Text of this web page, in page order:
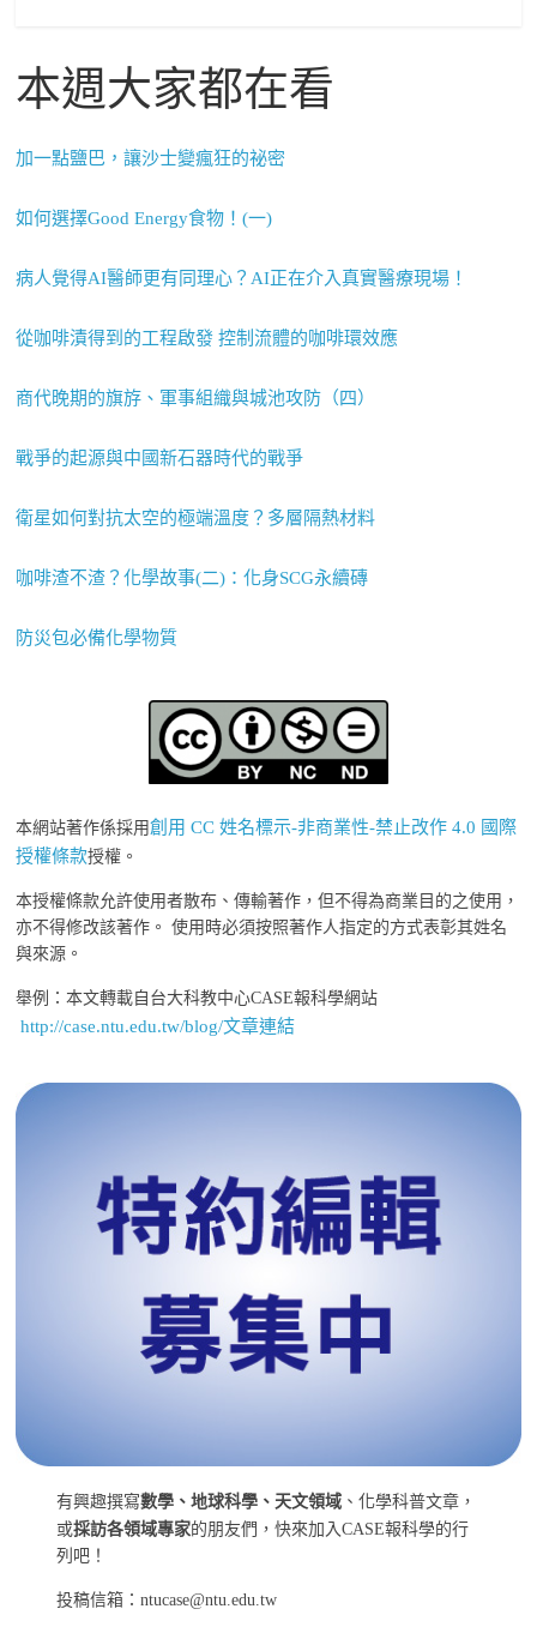
本週大家都在看
加一點鹽巴，讓沙士變瘋狂的祕密
如何選擇Good Energy食物！(一)
病人覺得AI醫師更有同理心？AI正在介入真實醫療現場！
從咖啡漬得到的工程啟發 控制流體的咖啡環效應
商代晚期的旗斿、軍事組織與城池攻防（四）
戰爭的起源與中國新石器時代的戰爭
衛星如何對抗太空的極端溫度？多層隔熱材料
咖啡渣不渣？化學故事(二)：化身SCG永續磚
防災包必備化學物質
本網站著作係採用創用 CC 姓名標示-非商業性-禁止改作 4.0 國際
授權條款授權。
本授權條款允許使用者散布、傳輸著作，但不得為商業目的之使用，
亦不得修改該著作。 使用時必須按照著作人指定的方式表彰其姓名
與來源。
舉例：本文轉載自台大科教中心CASE報科學網站
http://case.ntu.edu.tw/blog/文章連結
有興趣撰寫數學、地球科學、天文領域 、化學科普文章，
或採訪各領域專家的朋友們，快來加入CASE報科學的行
列吧！
投稿信箱：ntucase@ntu.edu.tw